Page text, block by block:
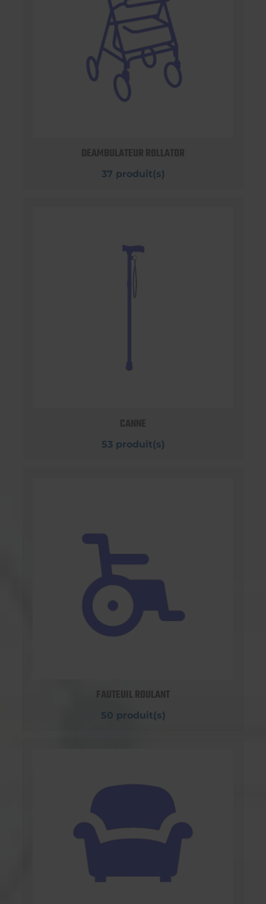
DEAMBULATEUR ROLLATOR
37 produit(s)
CANNE
53 produit(s)
FAUTEUIL ROULANT
50 produit(s)